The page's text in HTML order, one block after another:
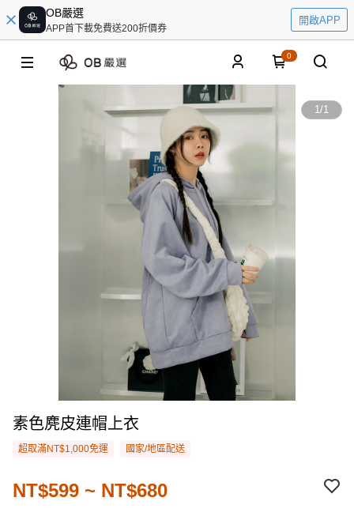
OB嚴選
APP首下載免費送200折價券
開啟APP
0
1/1
素色麂皮連帽上衣
超取滿NT$1,000免運 國家/地區配送
NT$599 ~ NT$680